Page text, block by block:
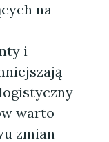
na
i
warto
zmian